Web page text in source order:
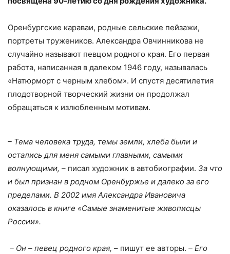
Оренбургские караваи, родные сельские пейзажи,
портреты тружеников. Александра Овчинникова не
случайно называют певцом родного края. Его первая
работа, написанная в далеком 1946 году, называлась
«Натюрморт с черным хлебом». И спустя десятилетия
плодотворной творческий жизни он продолжал
обращаться к излюбленным мотивам.
– Тема человека труда, темы земли, хлеба были и
остались для меня самыми главными, самыми
волнующими, – писал художник в автобиографии. За что
и был признан в родном Оренбуржье и далеко за его
пределами. В 2002 имя Александра Ивановича
оказалось в книге «Самые знаменитые живописцы
России».
– Он – певец родного края, – пишут ее авторы. – Его